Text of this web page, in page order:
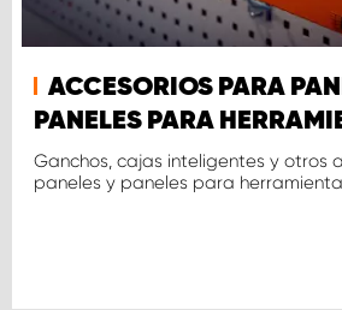
ACCESORIOS PARA
PANELES PARA
Ganchos, cajas inteligentes y otros
paneles y paneles para